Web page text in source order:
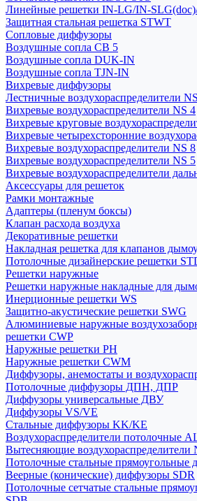
Линейные решетки IN-LG/IN-
Защитная стальная решетка STWT
Сопловые диффузоры
Воздушные сопла СВ 5
Воздушные сопла DUK-IN
Воздушные сопла TJN-IN
Вихревые диффузоры
Лестничные воздухораспределители
Вихревые воздухораспределители NS 4
Вихревые круговые
Вихревые четырехсторонние
Вихревые воздухораспределители NS 8
Вихревые воздухораспределители NS 5
Вихревые воздухораспределители
Аксессуары для решеток
Рамки монтажные
Адаптеры (пленум боксы)
Клапан расхода воздуха
Декоративные решетки
Накладная решетка для клапанов
Потолочные дизайнерские решетки
Решетки наружные
Решетки наружные накладные для
Инерционные решетки WS
Защитно-акустические решетки SWG
Алюминиевые наружные
решетки CWP
Наружные решетки РН
Наружные решетки CWM
Диффузоры, анемостаты и
Потолочные диффузоры ДПН, ДПР
Диффузоры универсальные ДВУ
Диффузоры VS/VE
Стальные диффузоры KK/KE
Воздухораспределители потолочные
Вытесняющие воздухораспределители
Потолочные стальные прямоугольные
Веерные (конические) диффузоры SDR
Потолочные сетчатые стальные